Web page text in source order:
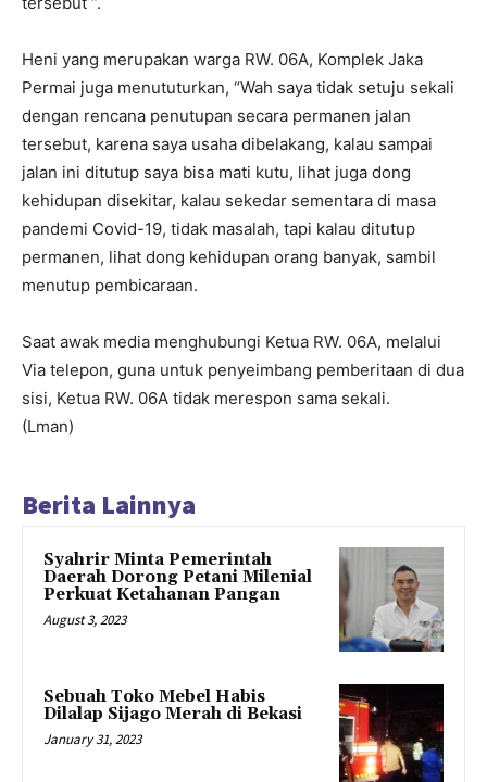
Heni yang merupakan warga RW. 06A, Komplek Jaka
Permai juga menututurkan, “Wah saya tidak setuju sekali
dengan rencana penutupan secara permanen jalan
tersebut, karena saya usaha dibelakang, kalau sampai
jalan ini ditutup saya bisa mati kutu, lihat juga dong
kehidupan disekitar, kalau sekedar sementara di masa
pandemi Covid-19, tidak masalah, tapi kalau ditutup
permanen, lihat dong kehidupan orang banyak, sambil
menutup pembicaraan.
Saat awak media menghubungi Ketua RW. 06A, melalui
Via telepon, guna untuk penyeimbang pemberitaan di dua
sisi, Ketua RW. 06A tidak merespon sama sekali.
(Lman)
Berita Lainnya
Syahrir Minta Pemerintah
Daerah Dorong Petani Milenial
Perkuat Ketahanan Pangan
August 3, 2023
Sebuah Toko Mebel Habis
Dilalap Sijago Merah di Bekasi
January 31, 2023